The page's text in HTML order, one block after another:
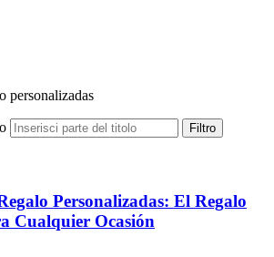
personalizadas
Filtro
Personalizadas: El Regalo
Cualquier Ocasión